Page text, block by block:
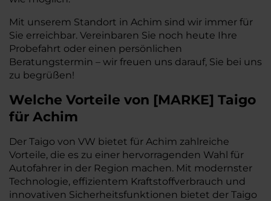
Mit unserem Standort in Achim sind wir immer für
Sie erreichbar. Vereinbaren Sie noch heute Ihre
Probefahrt oder einen persönlichen
Beratungstermin – wir freuen uns darauf, Sie bei uns
zu begrüßen!
Welche Vorteile von [MARKE] Taigo
für Achim
Der Taigo von VW bietet für Achim zahlreiche
Vorteile, die es zu einer hervorragenden Wahl für
Autofahrer in der Region machen. Mit modernster
Technologie, effizientem Kraftstoffverbrauch und
innovativen Sicherheitsfunktionen bietet der Taigo